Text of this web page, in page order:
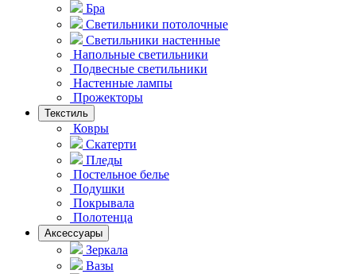
Бра
Светильники потолочные
Светильники настенные
Напольные светильники
Подвесные светильники
Hастенные лампы
Прожекторы
Текстиль
Ковры
Скатерти
Пледы
Постельное белье
Подушки
Покрывала
Полотенца
Аксессуары
Зеркала
Вазы